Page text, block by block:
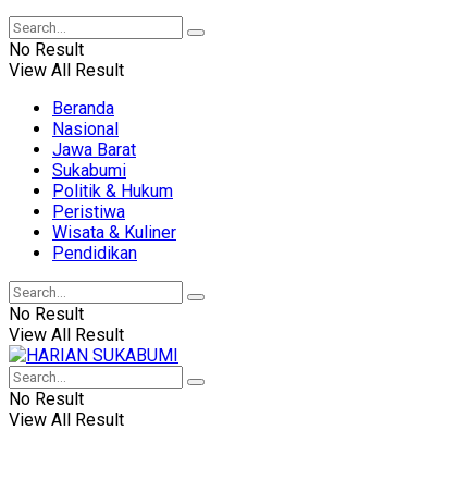
No Result
View All Result
Beranda
Nasional
Jawa Barat
Sukabumi
Politik & Hukum
Peristiwa
Wisata & Kuliner
Pendidikan
No Result
View All Result
No Result
View All Result